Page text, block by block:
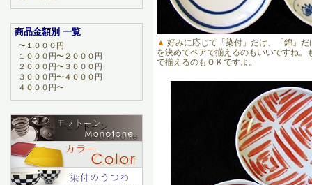
▲ 好みに応じて「染付」だけ、「錦」
を決めてペアで揃えるのもいいですね。
で揃えるのもＯＫですよ。
商品金額別 一覧
〜１０００円
１０００円〜２０００円
２０００円〜３０００円
３０００円〜４０００円
４０００円〜